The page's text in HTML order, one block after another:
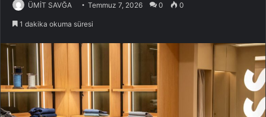
ÜMİT SAVĞA Temmuz 7, 2026 0 0
1 dakika okuma süresi